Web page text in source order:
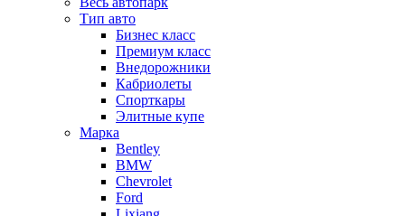
Тип авто
Бизнес класс
Премиум класс
Внедорожники
Кабриолеты
Спорткары
Элитные купе
Марка
Bentley
BMW
Chevrolet
Ford